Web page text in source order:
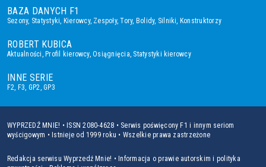
BAZA DANYCH F1
Sezony, Statystyki Kierowcy, Zespoły,Tory, Bolidy, Silniki Konstruktorzy
ROBERT KUBICA
Aktualności ,Profil kierowcy,Osiągnięcia Statystyki kierowcy
INNE SERIE
F2 F3 GP2 ,GP3
WYPRZEDŹ MNIE! • ISSN 2080-4628 • Serwis poświęcony F1 i innym seriom
wyścigowym • Istnieje od 1999 roku • Wszelkie prawa zastrzeżone
Redakcja serwisu Wyprzedź Mnie! •Informacja o prawie autorskim i polityka